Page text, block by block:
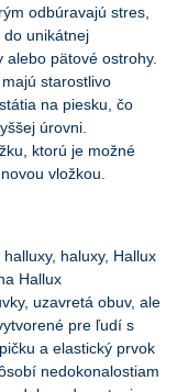
odbúravajú stres,
unikátnej
alebo pätové ostrohy.
starostlivo
na piesku, čo
úrovni.
ktorú je možné
vložkou.
haluxy, Hallux
Hallux
uzavretá obuv, ale
pre ľudí s
a elastický prvok
nedokonalostiam